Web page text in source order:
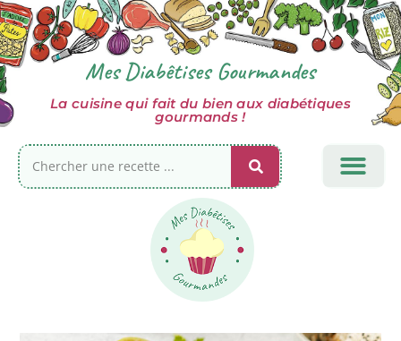
Mes Diabêtises Gourmandes
La cuisine qui fait du bien aux diabétiques
gourmands !